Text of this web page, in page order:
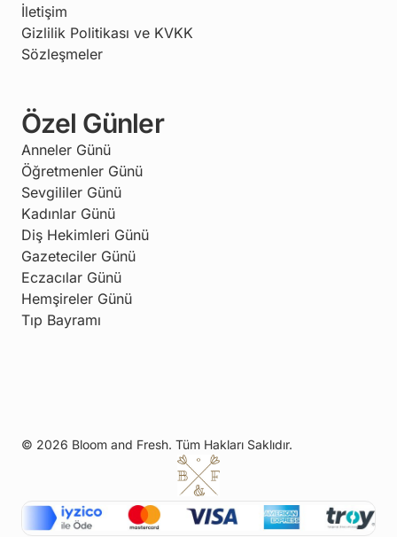
İletişim
Gizlilik Politikası ve KVKK
Sözleşmeler
Özel Günler
Anneler Günü
Öğretmenler Günü
Sevgililer Günü
Kadınlar Günü
Diş Hekimleri Günü
Gazeteciler Günü
Eczacılar Günü
Hemşireler Günü
Tıp Bayramı
© 2026 Bloom and Fresh. Tüm Hakları Saklıdır.